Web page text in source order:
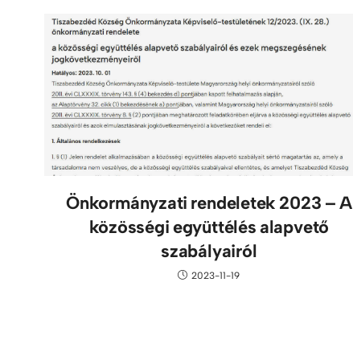
Önkormányzati rendeletek 2023 – A
közösségi együttélés alapvető
szabályairól
2023-11-19